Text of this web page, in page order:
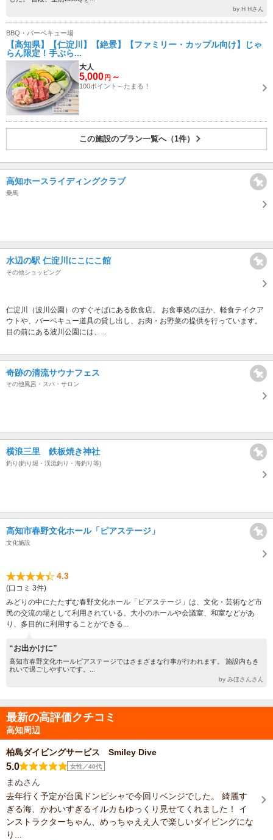
by H Hさん
BBQ・バーベキュー場
【高知県】【仁淀川】【絶景】【ファミリー・カップル向け】じゃ
らん限定！手ぶら...
大人
5,000 円 ～
100ポイント～たまる！
この施設のプラン一覧へ（1件）
高知ホースライディングクラブ
乗馬
水辺の駅 仁淀川にこにこ館
その他ショッピング
仁淀川（波川公園）のすぐそばにある飲食店。 お食事処のほか、軽食テイクア
ウトや、バーベキュー道具の貸し出し、お肉・お野菜の提供を行っています。
目の前にある波川公園には、...
奇跡の清流サウナフェス
その他風呂・スパ・サロン
横浪三里 鉄板焼き神社
釣り(釣り堀・渓流釣り・海釣り等)
高知市春野文化ホール「ピアステージ」
文化施設
4.3
(口コミ 3件)
みどりの中にたたずむ春野文化ホール「ピアステージ」は、文化・芸術など市
民の交流の場として利用されている。大小のホールや会議室、和室などがあ
り、多目的に利用することができる...
“お出かけに”
高知市春野文化ホールピアステージではさまざまな行事が行われます。 施設内もき
れいで過ごしやすいです。...
by みほさんさん
最新の高評価クチコミ
高知周辺
柏島ダイビングサービス Smiley Dive
5.0 女性／40代
まぬさん
去年行く予定が台風ドンピシャで今回リベンジでした。 綺麗す
ぎる海、かわいすぎるイルカもゆっくり見せてくれました！ イ
ンストラクターちゃん、めっちゃええ人で楽しいダイビングにな
り...